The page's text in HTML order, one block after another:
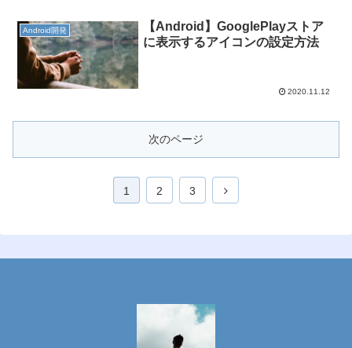
Android開発
【Android】GooglePlayストア
に表示するアイコンの設定方法
2020.11.12
次のページ
1 2 3